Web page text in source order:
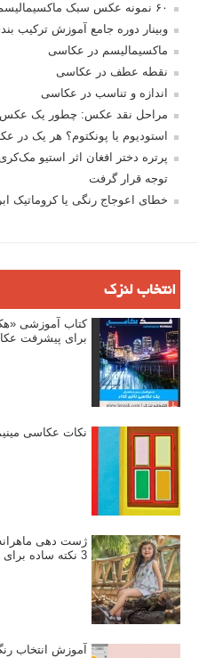
۶۰ نمونه عکس سبک ماکسیمالیسم
وبینار دوره جامع آموزش ترکیب
ماکسیمالیسم در عکاسی
نقطه عطف در عکاسی
اندازه و تناسب در عکاسی
مراحل نقد عکس: چطور یک عکس
استودیوم یا پونکتوم؟ هر یک در
پرتره دختر افغان اثر استیو
توجه قرار گرفت
خطای اعوجاج رنگی یا کروماتیک
انتخاب لنزک
کتاب آموزشی
برای پیشرفت
نکات عکاسی
ژست دهی
3 نکته ساده برای بهبود عکاسی پرتره
آموزش انتخاب